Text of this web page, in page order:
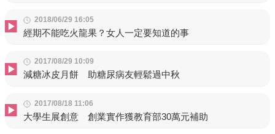
2018/06/29 16:05
經期不能吃火龍果？女人一定要知道的事
2017/08/29 10:09
減糖冰皮月餅 助糖尿病友輕鬆過中秋
2017/08/18 11:06
大學生展創意 創業實作獲教育部30萬元補助